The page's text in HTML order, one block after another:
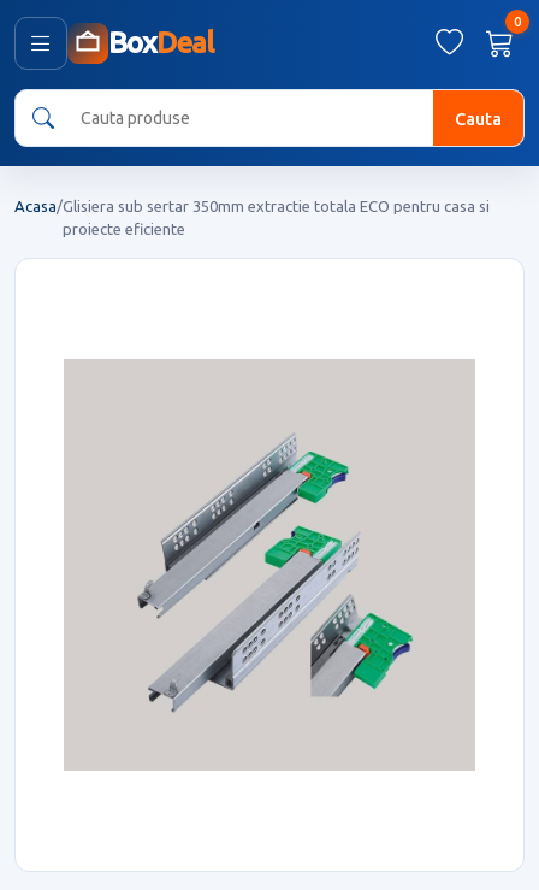
BoxDeal
0
Cauta
Acasa/Glisiera sub sertar 350mm extractie totala ECO pentru casa si
proiecte eficiente